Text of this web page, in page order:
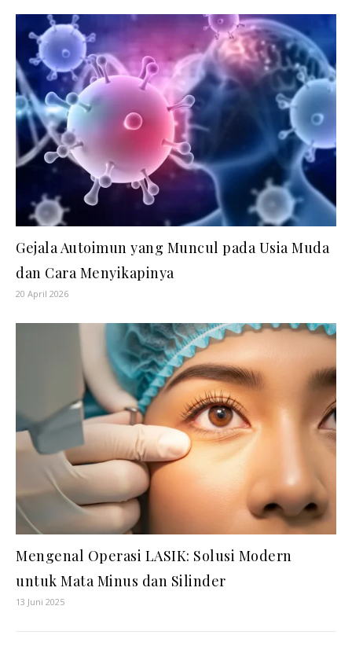
Gejala Autoimun yang Muncul pada Usia Muda
dan Cara Menyikapinya
20 April 2026
Mengenal Operasi LASIK: Solusi Modern
untuk Mata Minus dan Silinder
13 Juni 2025